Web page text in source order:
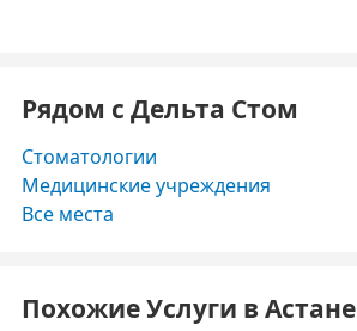
Рядом с Дельта Стом
Стоматологии
Медицинские учреждения
Все места
Похожие Услуги в Астане